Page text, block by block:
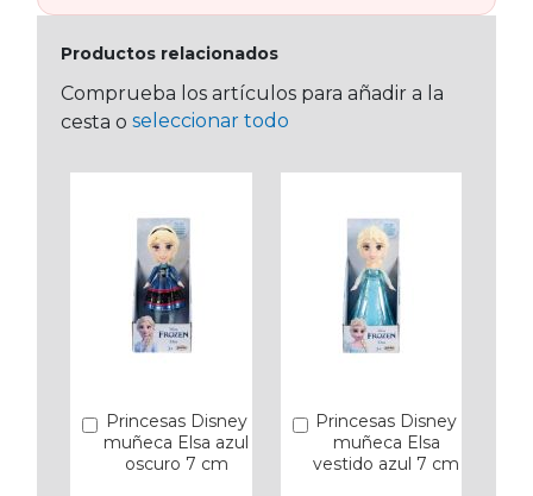
Productos relacionados
Comprueba los artículos para añadir a la
cesta o seleccionar todo
Princesas Disney
muñeca Elsa azul
oscuro 7 cm
Añadir
Princesas Disney
muñeca Elsa
vestido azul 7 cm
Añadir